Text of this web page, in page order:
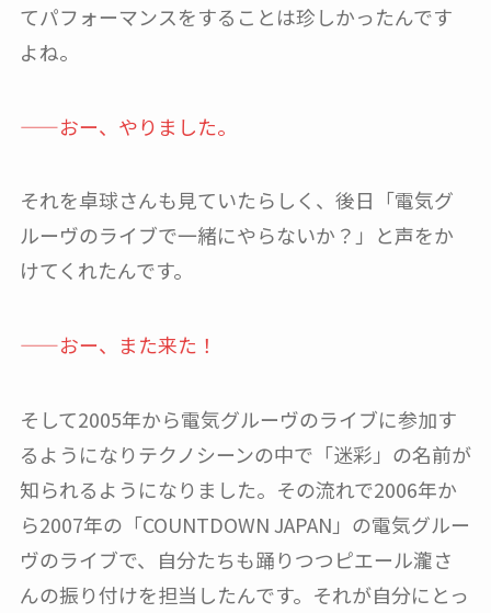
てパフォーマンスをすることは珍しかったんです
よね。
——おー、やりました。
それを卓球さんも見ていたらしく、後日「電気グ
ルーヴのライブで一緒にやらないか？」と声をか
けてくれたんです。
——おー、また来た！
そして2005年から電気グルーヴのライブに参加す
るようになりテクノシーンの中で「迷彩」の名前が
知られるようになりました。その流れで2006年か
ら2007年の「COUNTDOWN JAPAN」の電気グルー
ヴのライブで、自分たちも踊りつつピエール瀧さ
んの振り付けを担当したんです。それが自分にとっ